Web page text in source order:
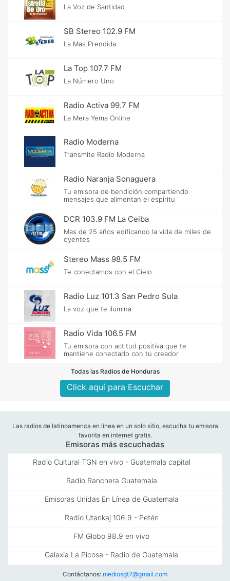
La Voz de Santidad
SB Stereo 102.9 FM
La Mas Prendida
La Top 107.7 FM
La Número Uno
Radio Activa 99.7 FM
La Mera Yema Online
Radio Moderna
Transmite Radio Moderna
Radio Naranja Sonaguera
Tu emisora de bendición compartiendo
mensajes que alimentan el espiritu
DCR 103.9 FM La Ceiba
Mas de 25 años edificando la vida de miles de
oyentes
Stereo Mass 98.5 FM
Te conectamos con el Cielo
Radio Luz 101.3 San Pedro Sula
La voz que te ilumina
Radio Vida 106.5 FM
Tu emisora con actitud positiva que te
mantiene conectado con tu creador
Todas las Radios de Honduras
Click aquí para Escuchar
Las radios de latinoamerica en línea en un solo sitio, escucha tu emisora
favorita en internet gratis.
Emisoras más escuchadas
Radio Cultural TGN en vivo - Guatemala capital
Radio Ranchera Guatemala
Emisoras Unidas En Línea de Guatemala
Radio Utankaj 106.9 - Petén
FM Globo 98.9 en vivo
Galaxia La Picosa - Radio de Guatemala
Contáctanos: mediosgt7@gmail.com